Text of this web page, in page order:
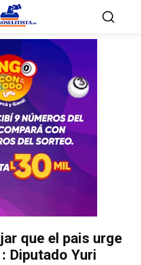
que el pais urge
Diputado Yuri